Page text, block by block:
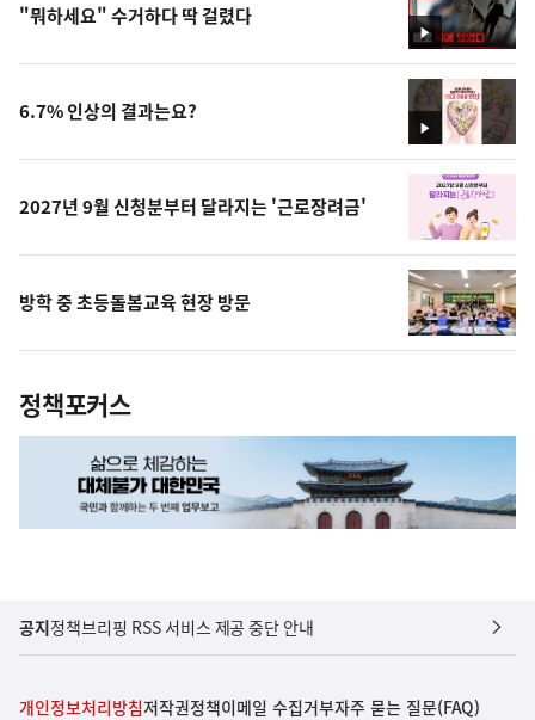
영
상
"뭐하세요" 수거하다 딱 걸렸다
영
상
6.7% 인상의 결과는요?
2027년 9월 신청분부터 달라지는 '근로장려금'
방학 중 초등돌봄교육 현장 방문
정책포커스
공지정책브리핑 RSS 서비스 제공 중단 안내
개인정보처리방침저작권정책이메일 수집거부자주 묻는 질문(FAQ)